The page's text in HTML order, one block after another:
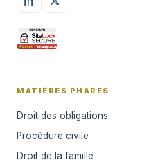
MATIÈRES PHARES
Droit des obligations
Procédure civile
Droit de la famille